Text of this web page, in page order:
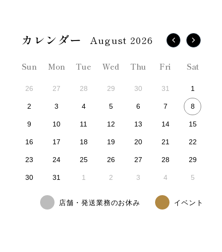
August 2026
Sun Mon Tue Wed Thu Fri Sat
26 27 28 29 30 31 1
2 3 4 5 6 7 8
9 10 11 12 13 14 15
16 17 18 19 20 21 22
23 24 25 26 27 28 29
30 31 1 2 3 4 5
店舗・発送業務のお休み イベント